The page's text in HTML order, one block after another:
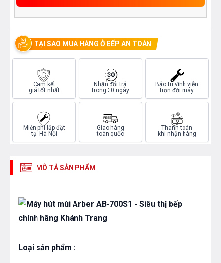
TẠI SAO MUA HÀNG Ở BẾP AN TOÀN
Cam kết
giá tốt nhất
Nhận đổi trả
trong 30 ngày
Bảo trì vĩnh viễn
trọn đời máy
Miễn phí lắp đặt
tại Hà Nội
Giao hàng
toàn quốc
Thanh toán
khi nhận hàng
MÔ TẢ SẢN PHẨM
Loại sản phẩm :